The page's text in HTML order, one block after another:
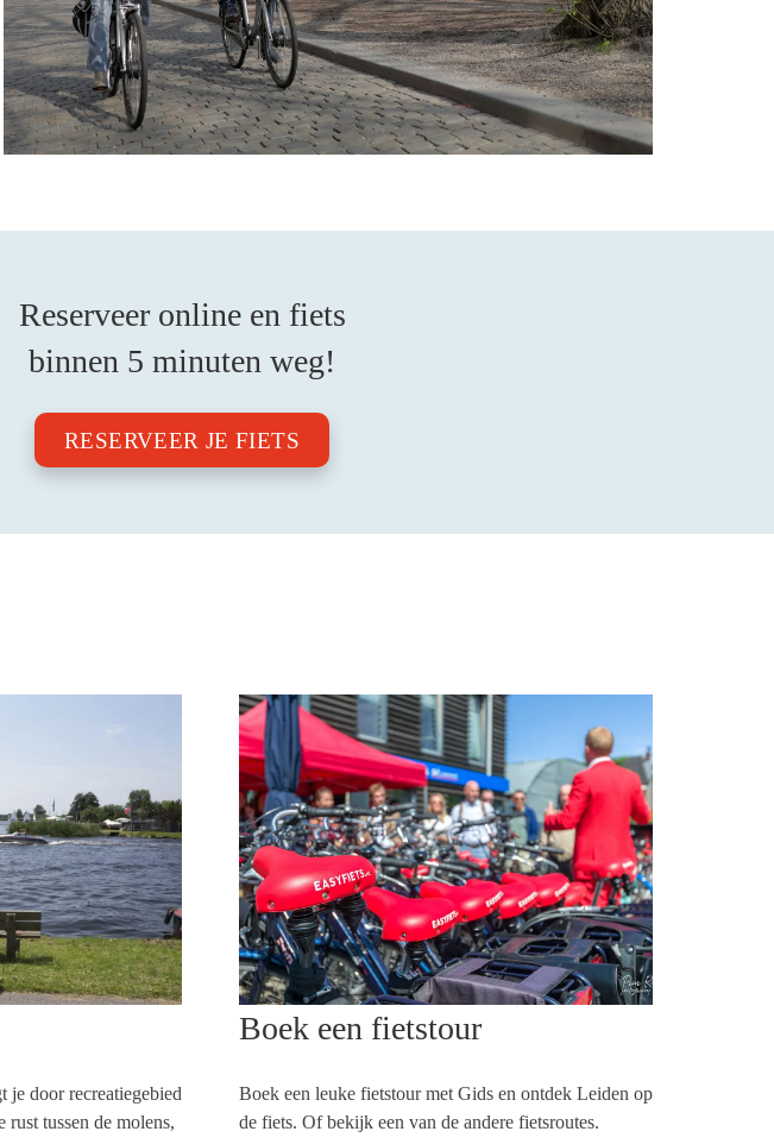
Reserveer online en fiets
binnen 5 minuten weg!
RESERVEER JE FIETS
je door recreatiegebied
rust tussen de molens,
Boek een fietstour
Boek een leuke fietstour met Gids en ontdek Leiden op
de fiets. Of bekijk een van de andere fietsroutes.